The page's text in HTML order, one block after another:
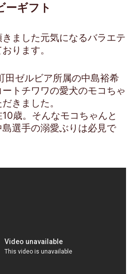
ーギフト
ました元気になるバラエテ
ります。
田ゼルビア所属の中島裕希
トチワワの愛犬のモコちゃ
きました。
歳。そんなモコちゃんと
選手の溺愛ぶりは必見で